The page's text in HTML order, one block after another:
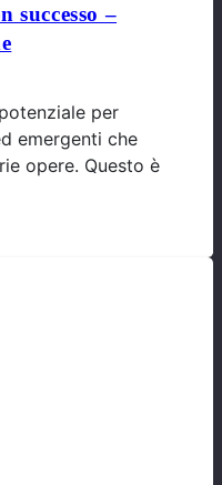
successo –
per
emergenti che
opere. Questo è